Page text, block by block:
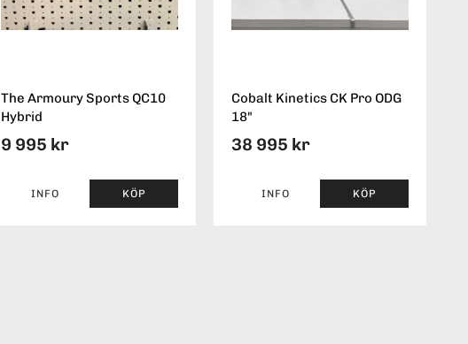
The Armoury Sports QC10
Hybrid
9 995 kr
INFO KÖP
Cobalt Kinetics CK Pro ODG
18"
38 995 kr
INFO KÖP